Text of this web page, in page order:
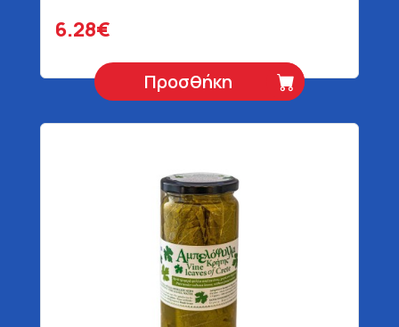
6.28€
Προσθήκη